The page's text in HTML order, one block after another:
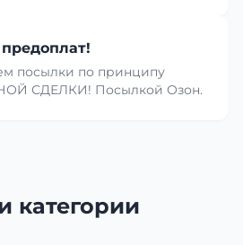
посылки по принципу
СДЕЛКИ! Посылкой Озон.
категории